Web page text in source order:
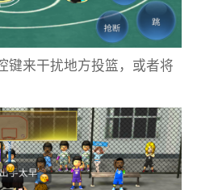
键来干扰地方投篮，或者将